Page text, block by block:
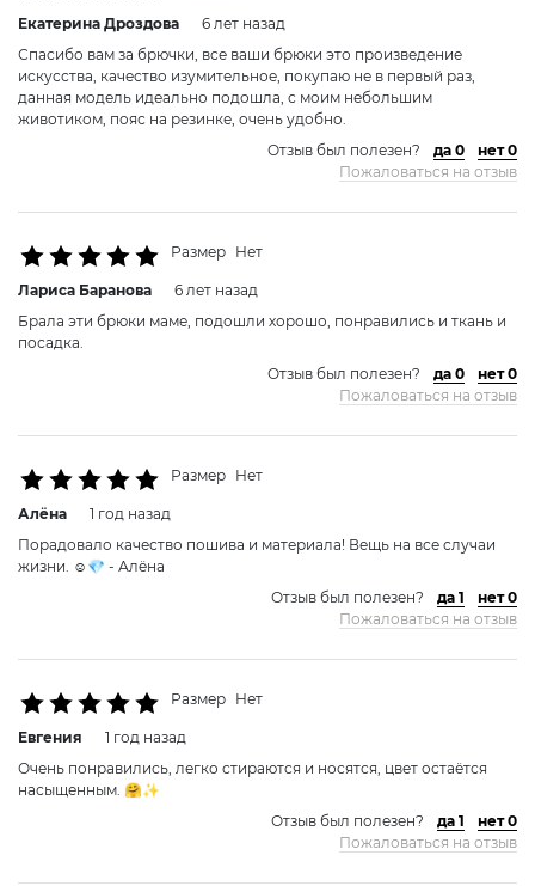
Екатерина Дроздовa
6 лет назад
Спасибо вам за брючки, все ваши брюки это произведение
искусства, качество изумительное, покупаю не в первый раз,
данная модель идеально подошла, с моим небольшим
животиком, пояс на резинке, очень удобно.
Отзыв был полезен?
да 0
нет 0
Пожаловаться на отзыв
Размер Нет
Лариса Барановa
6 лет назад
Брала эти брюки маме, подошли хорошо, понравились и ткань и
посадка.
Отзыв был полезен?
да 0
нет 0
Пожаловаться на отзыв
Размер Нет
Алёна
1 год назад
Порадовало качество пошива и материала! Вещь на все случаи
жизни. ☺️💎 - Алёна
Отзыв был полезен?
да 1
нет 0
Пожаловаться на отзыв
Размер Нет
Евгения
1 год назад
Очень понравились, легко стираются и носятся, цвет остаётся
насыщенным. 🤗✨
Отзыв был полезен?
да 1
нет 0
Пожаловаться на отзыв